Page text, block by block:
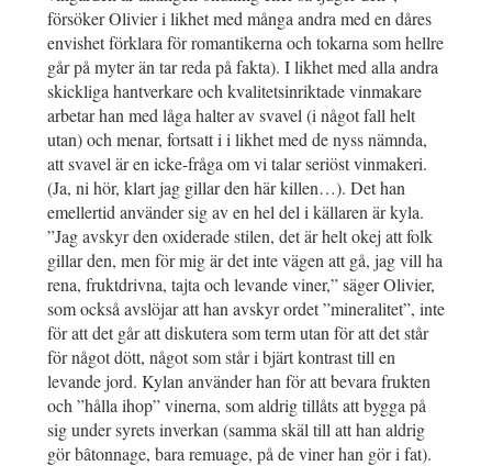
försöker Olivier i likhet med många andra med en dåres
envishet förklara för romantikerna och tokarna som hellre
går på myter än tar reda på fakta). I likhet med alla andra
skickliga hantverkare och kvalitetsinriktade vinmakare
arbetar han med låga halter av svavel (i något fall helt
utan) och menar, fortsatt i i likhet med de nyss nämnda,
att svavel är en icke-fråga om vi talar seriöst vinmakeri.
(Ja, ni hör, klart jag gillar den här killen…). Det han
emellertid använder sig av en hel del i källaren är kyla.
”Jag avskyr den oxiderade stilen, det är helt okej att folk
gillar den, men för mig är det inte vägen att gå, jag vill ha
rena, fruktdrivna, tajta och levande viner,” säger Olivier,
som också avslöjar att han avskyr ordet ”mineralitet”, inte
för att det går att diskutera som term utan för att det står
för något dött, något som står i bjärt kontrast till en
levande jord. Kylan använder han för att bevara frukten
och ”hålla ihop” vinerna, som aldrig tillåts att bygga på
sig under syrets inverkan (samma skäl till att han aldrig
gör bâtonnage, bara remuage, på de viner han gör i fat).